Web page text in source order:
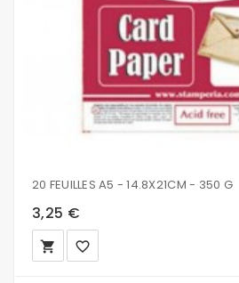
20 FEUILLES A5 - 14.8X21CM - 350 G
3,25 €
local_grocery_store favorite_border